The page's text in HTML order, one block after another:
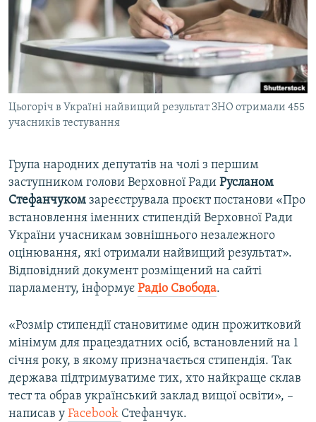
ВІДЕОУРОКИ «ELIFBE»
СВІДЧЕННЯ ОКУПАЦІЇ
УКРАЇНСЬКА ПРОБЛЕМА КРИМУ
Русский
Qırımtatar
Цьогоріч в Україні найвищий результат ЗНО отримали 455
учасників тестування
Група народних депутатів на чолі з першим
заступником голови Верховної Ради Русланом
Стефанчуком зареєструвала проєкт постанови «Про
встановлення іменних стипендій Верховної Ради
України учасникам зовнішнього незалежного
оцінювання, які отримали найвищий результат».
Відповідний документ розміщений на сайті
парламенту, інформує Радіо Свобода.
«Розмір стипендії становитиме один прожитковий
мінімум для працездатних осіб, встановлений на 1
січня року, в якому призначається стипендія. Так
держава підтримуватиме тих, хто найкраще склав
тест та обрав український заклад вищої освіти», –
написав у Facebook Стефанчук.